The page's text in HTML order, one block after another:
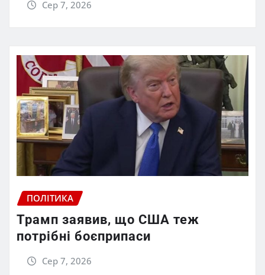
Сер 7, 2026
ПОЛІТИКА
Трамп заявив, що США теж
потрібні боєприпаси
Сер 7, 2026